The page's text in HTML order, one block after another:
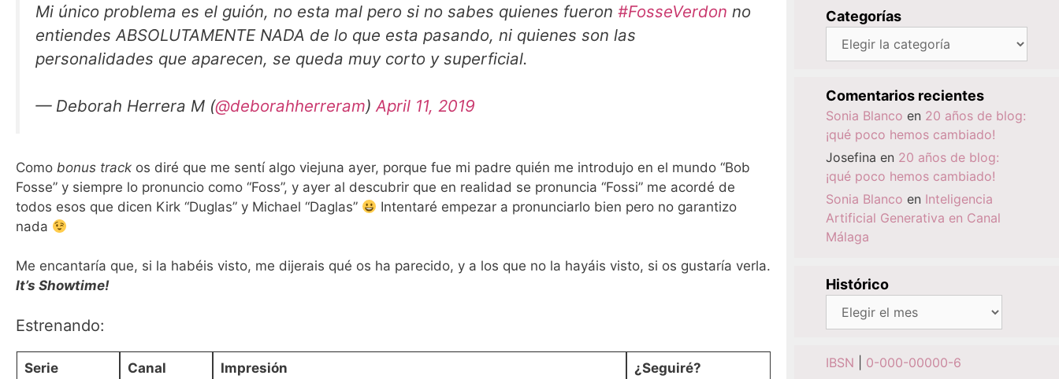
Mi único problema es el guión, no esta mal pero si no sabes quienes fueron #FosseVerdon no
entiendes ABSOLUTAMENTE NADA de lo que esta pasando, ni quienes son las
personalidades que aparecen, se queda muy corto y superficial.
— Deborah Herrera M (@deborahherreram)April 11, 2019
Como bonus track os diré que me sentí algo viejuna ayer, porque fue mi padre quién me introdujo en el mundo “Bob
Fosse” y siempre lo pronuncio como “Foss”, y ayer al descubrir que en realidad se pronuncia “Fossi” me acordé de
todos esos que dicen Kirk “Duglas” y Michael “Daglas”
Intentaré empezar a pronunciarlo bien pero no garantizo
nada
Me encantaría que, si la habéis visto, me dijerais qué os ha parecido, y a los que no la hayáis visto, si os gustaría verla.
It’s Showtime!
Estrenando:
Serie Canal Impresión ¿Seguiré?
Categorías
Categorías
Comentarios recientes
Sonia Blanco en 20 años de blog:
¡qué poco hemos cambiado!
Josefina en 20 años de blog:
¡qué poco hemos cambiado!
Sonia Blanco en Inteligencia
Artificial Generativa en Canal
Málaga
Histórico
Histórico
IBSN 0-000-00000-6